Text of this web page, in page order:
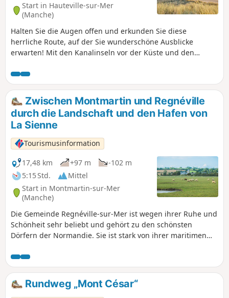
Start in Hauteville-sur-Mer
(Manche)
Halten Sie die Augen offen und erkunden Sie diese
herrliche Route, auf der Sie wunderschöne Ausblicke
erwarten! Mit den Kanalinseln vor der Küste und den
Küste und ihre Umgebung zu genießen.
Zwischen Montmartin und Regnéville
durch die Landschaft und den Hafen von
La Sienne
Tourismusinformation
17,48 km
+97 m
-102 m
5:15 Std.
Mittel
Start in Montmartin-sur-Mer
(Manche)
Die Gemeinde Regnéville-sur-Mer ist wegen ihrer Ruhe und
Schönheit sehr beliebt und gehört zu den schönsten
Dörfern der Normandie. Sie ist stark von ihrer maritimen
verschiedenen Weiler zu erkunden, aus denen sie besteht:
Grimouville, Urville, Incleville, Le Rey usw. Entdecken Sie die
gesamte Gemeinde, ihre Geschichte und ihre Schätze.
Rundweg „Mont César“